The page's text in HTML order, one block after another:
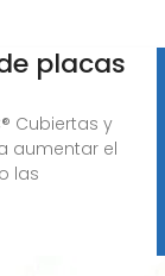
placas
Cubiertas y
aumentar el
las